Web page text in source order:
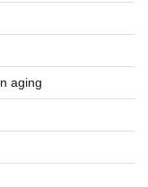
aging